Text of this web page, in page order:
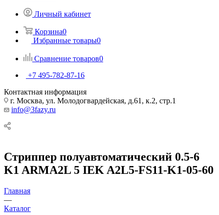
Личный кабинет
Корзина0
Избранные товары0
Сравнение товаров0
+7 495-782-87-16
Контактная информация
г. Москва, ул. Молодогвардейская, д.61, к.2, стр.1
info@3fazy.ru
Стриппер полуавтоматический 0.5-6
K1 ARMA2L 5 IEK A2L5-FS11-K1-05-60
Главная
—
Каталог